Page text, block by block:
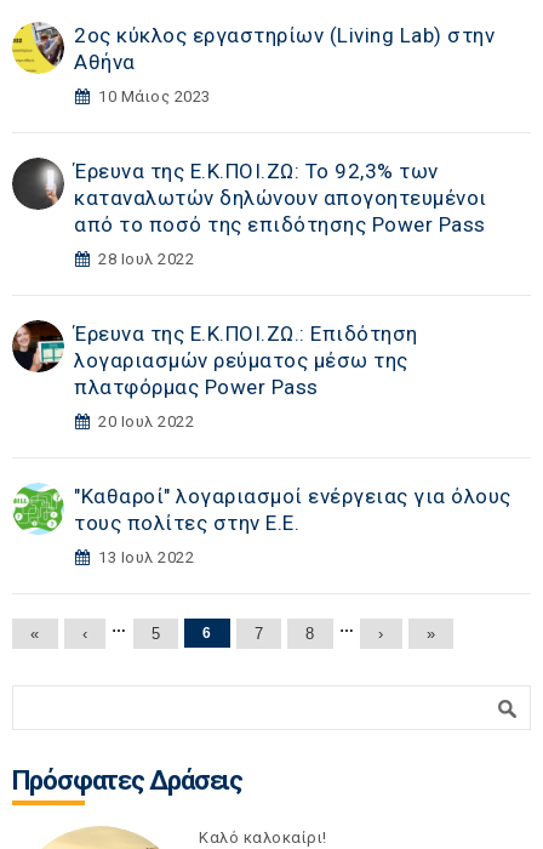
2ος κύκλος εργαστηρίων (Living Lab) στην
Αθήνα
10 Μάιος 2023
Έρευνα της Ε.Κ.ΠΟΙ.ΖΩ: Το 92,3% των
καταναλωτών δηλώνουν απογοητευμένοι
από το ποσό της επιδότησης Power Pass
28 Ιουλ 2022
Έρευνα της Ε.Κ.ΠΟΙ.ΖΩ.: Επιδότηση
λογαριασμών ρεύματος μέσω της
πλατφόρμας Power Pass
20 Ιουλ 2022
"Καθαροί" λογαριασμοί ενέργειας για όλους
τους πολίτες στην Ε.Ε.
13 Ιουλ 2022
Σελίδες
« ‹ … 5 6 7 8 … › »
Πρόσφατες Δράσεις
Καλό καλοκαίρι!